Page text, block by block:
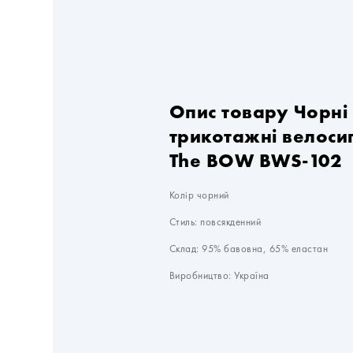
Опис товару Чорні
трикотажні
The BOW BWS-102
Колір чорний
Стиль: повсякденний
Склад: 95% бавовна, 65% еластан
Виробництво: Україна